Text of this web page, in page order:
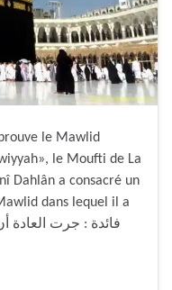
le Mawlid
le Moufti de La
Dahlân a consacré un
dans lequel il a